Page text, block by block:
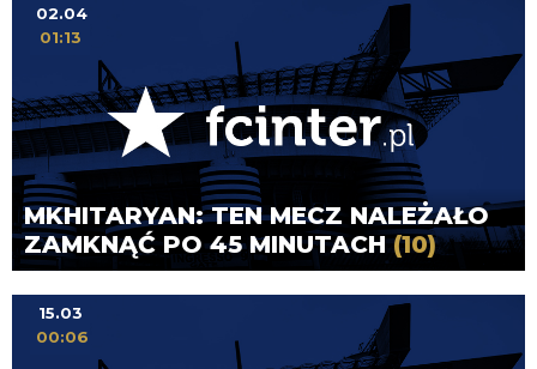
MKHITARYAN: TEN MECZ NALEŻAŁO
ZAMKNĄĆ PO 45 MINUTACH (10)
02.04
01:13
15.03
00:06